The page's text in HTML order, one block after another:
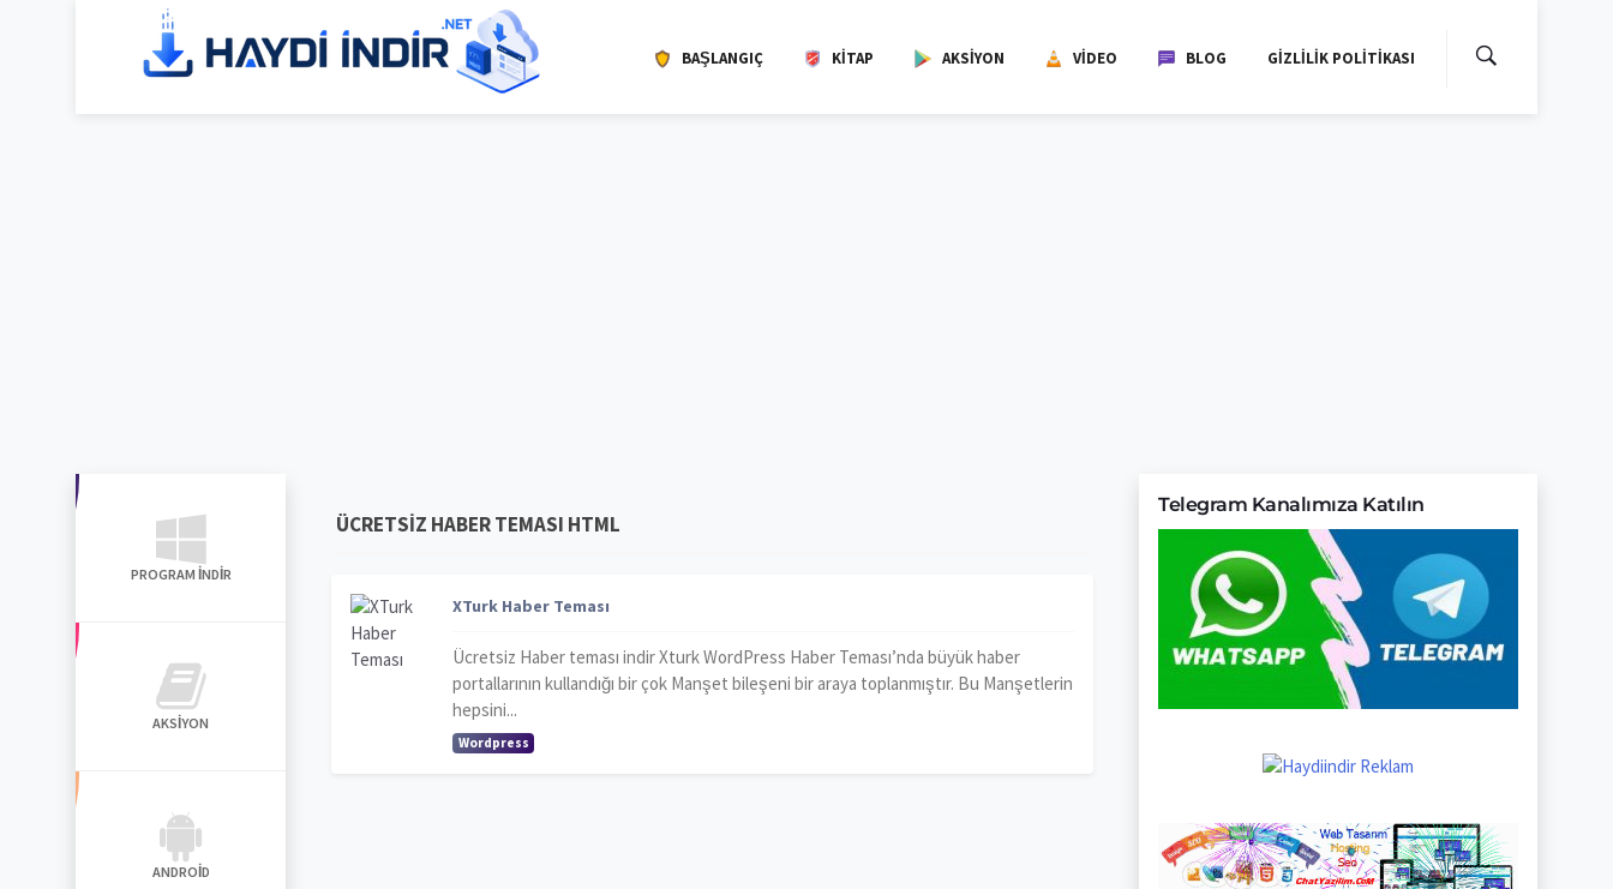
BAŞLANGIÇ KITAP AKSIYON VIDEO BLOG GIZLILIK POLITIKASI
PROGRAM İNDIR
AKSIYON
ANDROID
ÜCRETSIZ HABER TEMASI HTML
XTurk Haber Teması
Ücretsiz Haber teması indir Xturk WordPress Haber Teması’nda büyük haber
portallarının kullandığı bir çok Manşet bileşeni bir araya toplanmıştır. Bu Manşetlerin
hepsini...
Wordpress
Telegram Kanalımıza Katılın